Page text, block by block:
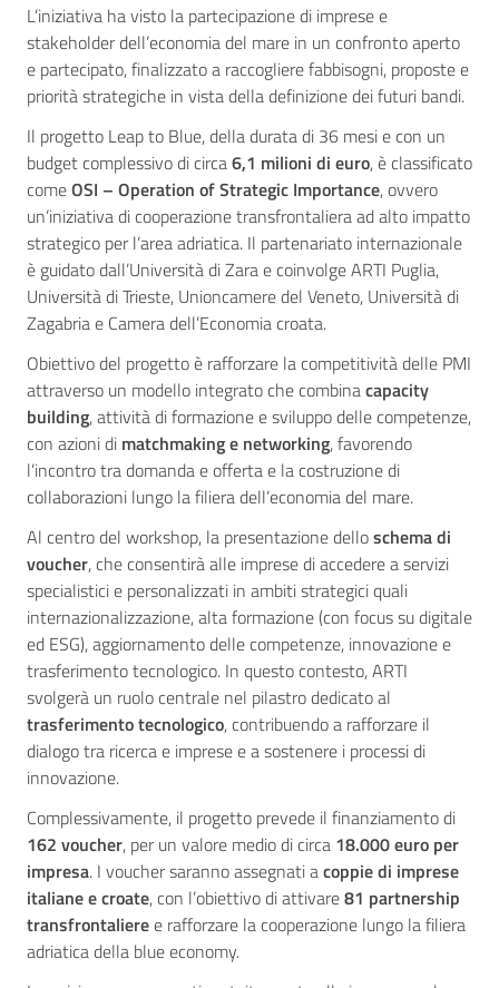
L’iniziativa ha visto la partecipazione di imprese e
stakeholder dell’economia del mare in un confronto aperto
e partecipato, finalizzato a raccogliere fabbisogni, proposte e
priorità strategiche in vista della definizione dei futuri bandi.
Il progetto Leap to Blue, della durata di 36 mesi e con un
budget complessivo di circa6,1 milioni di euro, è classificato
comeOSI – Operation of Strategic Importance, ovvero
un’iniziativa di cooperazione transfrontaliera ad alto impatto
strategico per l’area adriatica. Il partenariato internazionale
è guidato dall’Università di Zara e coinvolge ARTI Puglia,
Università di Trieste, Unioncamere del Veneto, Università di
Zagabria e Camera dell’Economia croata.
Obiettivo del progetto è rafforzare la competitività delle PMI
attraverso un modello integrato che combinacapacity
building, attività di formazione e sviluppo delle competenze,
con azioni di matchmaking e networking, favorendo
l’incontro tra domanda e offerta e la costruzione di
collaborazioni lungo la filiera dell’economia del mare.
Al centro del workshop, la presentazione delloschema di
voucher, che consentirà alle imprese di accedere a servizi
specialistici e personalizzati in ambiti strategici quali
internazionalizzazione, alta formazione (con focus su digitale
ed ESG), aggiornamento delle competenze, innovazione e
trasferimento tecnologico. In questo contesto, ARTI
svolgerà un ruolo centrale nel pilastro dedicato al
trasferimento tecnologico, contribuendo a rafforzare il
dialogo tra ricerca e imprese e a sostenere i processi di
innovazione.
Complessivamente, il progetto prevede il finanziamento di
162 voucher, per un valore medio di circa 18.000 euro per
impresa. I voucher saranno assegnati acoppie di imprese
italiane e croate, con l’obiettivo di attivare81 partnership
transfrontalieree rafforzare la cooperazione lungo la filiera
adriatica della blue economy.